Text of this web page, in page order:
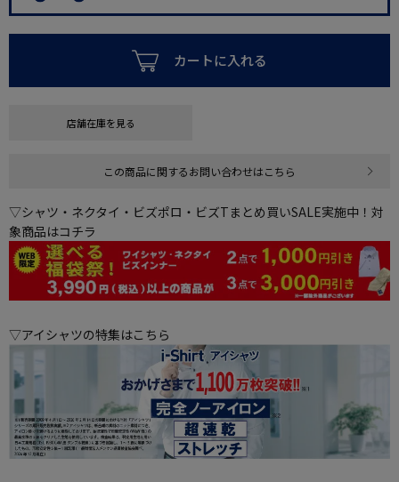
カートに入れる
店舗在庫を見る
この商品に関するお問い合わせはこちら
▽シャツ・ネクタイ・ビズポロ・ビズTまとめ買いSALE実施中！対
象商品はコチラ
▽アイシャツの特集はこちら